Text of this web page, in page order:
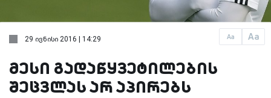
Aa Aa
29 ივნისი 2016 | 14:29
მესი გადაწყვეტილების
შეცვლას არ აპირებს